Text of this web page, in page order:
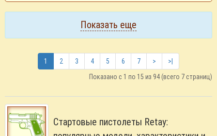
Показать еще
1 2 3 4 5 6 7 >
>|
Показано с 1 по 15 из 94 (всего 7 страниц)
Стартовые пистолеты Retay: